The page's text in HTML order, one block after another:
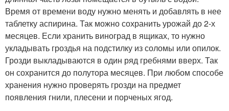
Время от времени воду нужно менять и добавлять в нее
таблетку аспирина. Так можно сохранить урожай до 2-х
месяцев. Если хранить виноград в ящиках, то нужно
укладывать гроздья на подстилку из соломы или опилок.
Грозди выкладываются в один ряд гребнями вверх. Так
он сохранится до полутора месяцев. При любом способе
хранения нужно проверять грозди на предмет
появления гнили, плесени и порченых ягод.